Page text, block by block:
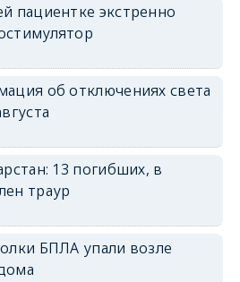
пациентке экстренно
об отключениях света
13 погибших, в
траур
БПЛА упали возле